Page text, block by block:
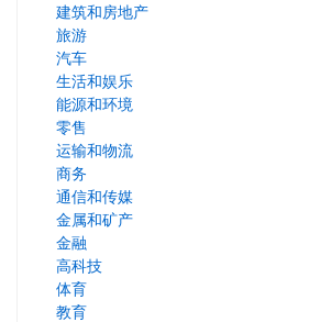
建筑和房地产
旅游
汽车
生活和娱乐
能源和环境
零售
运输和物流
商务
通信和传媒
金属和矿产
金融
高科技
体育
教育